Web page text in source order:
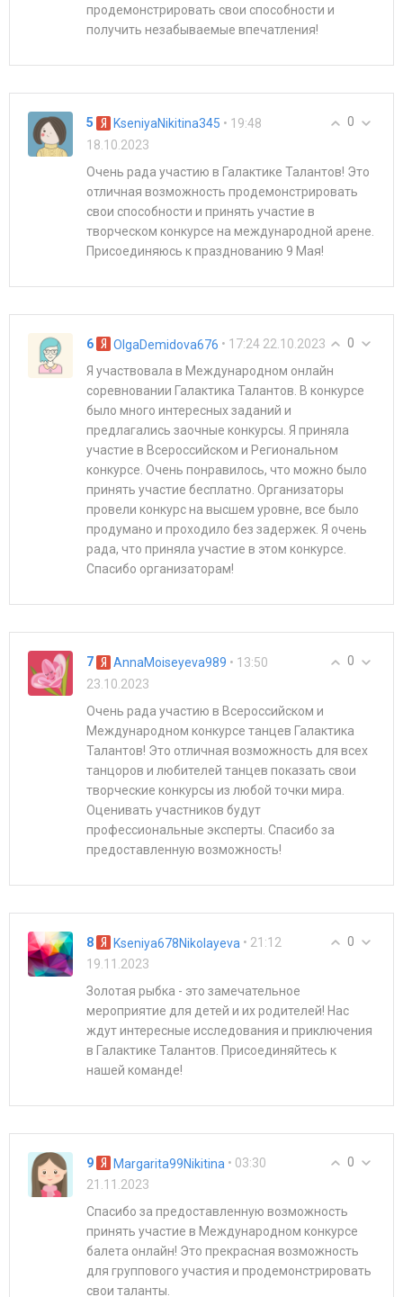
продемонстрировать свои способности и
получить незабываемые впечатления!
0
5 KseniyaNikitina345 • 19:48
18.10.2023
Очень рада участию в Галактике Талантов! Это
отличная возможность продемонстрировать
свои способности и принять участие в
творческом конкурсе на международной арене.
Присоединяюсь к празднованию 9 Мая!
0
6 OlgaDemidova676 • 17:24 22.10.2023
Я участвовала в Международном онлайн
соревновании Галактика Талантов. В конкурсе
было много интересных заданий и
предлагались заочные конкурсы. Я приняла
участие в Всероссийском и Региональном
конкурсе. Очень понравилось, что можно было
принять участие бесплатно. Организаторы
провели конкурс на высшем уровне, все было
продумано и проходило без задержек. Я очень
рада, что приняла участие в этом конкурсе.
Спасибо организаторам!
0
7 AnnaMoiseyeva989 • 13:50
23.10.2023
Очень рада участию в Всероссийском и
Международном конкурсе танцев Галактика
Талантов! Это отличная возможность для всех
танцоров и любителей танцев показать свои
творческие конкурсы из любой точки мира.
Оценивать участников будут
профессиональные эксперты. Спасибо за
предоставленную возможность!
0
8 Kseniya678Nikolayeva • 21:12
19.11.2023
Золотая рыбка - это замечательное
мероприятие для детей и их родителей! Нас
ждут интересные исследования и приключения
в Галактике Талантов. Присоединяйтесь к
нашей команде!
0
9 Margarita99Nikitina • 03:30
21.11.2023
Спасибо за предоставленную возможность
принять участие в Международном конкурсе
балета онлайн! Это прекрасная возможность
для группового участия и продемонстрировать
свои таланты.